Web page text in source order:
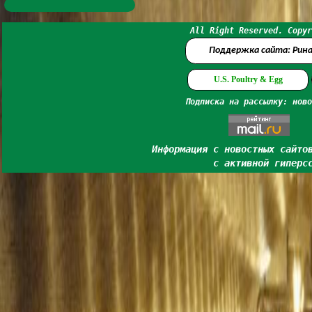
All Right Reserved.
Поддержка сайта:
U.S. Poultry & Egg
Подписка на рассылку:
Информация с новостных
с активной